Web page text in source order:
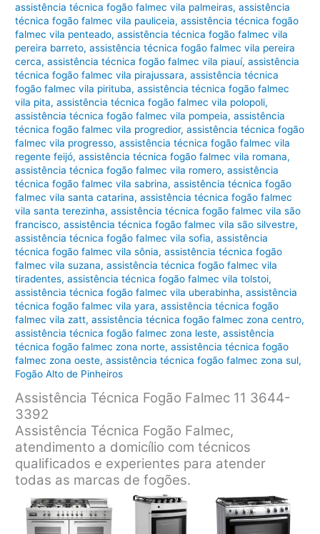
assistência técnica fogão falmec vila palmeiras,assistência
técnica fogão falmec vila pauliceia,assistência técnica fogão
falmec vila penteado,assistência técnica fogão falmec vila
pereira barreto,assistência técnica fogão falmec vila pereira
cerca,assistência técnica fogão falmec vila piauí,assistência
técnica fogão falmec vila pirajussara,assistência técnica
fogão falmec vila pirituba,assistência técnica fogão falmec
vila pita,assistência técnica fogão falmec vila polopoli,
assistência técnica fogão falmec vila pompeia,assistência
técnica fogão falmec vila progredior,assistência técnica fogão
falmec vila progresso,assistência técnica fogão falmec vila
regente feijó,assistência técnica fogão falmec vila romana,
assistência técnica fogão falmec vila romero,assistência
técnica fogão falmec vila sabrina,assistência técnica fogão
falmec vila santa catarina,assistência técnica fogão falmec
vila santa terezinha,assistência técnica fogão falmec vila são
francisco,assistência técnica fogão falmec vila são silvestre,
assistência técnica fogão falmec vila sofia,assistência
técnica fogão falmec vila sônia,assistência técnica fogão
falmec vila suzana,assistência técnica fogão falmec vila
tiradentes,assistência técnica fogão falmec vila tolstoi,
assistência técnica fogão falmec vila uberabinha,assistência
técnica fogão falmec vila yara,assistência técnica fogão
falmec vila zatt,assistência técnica fogão falmec zona centro,
assistência técnica fogão falmec zona leste,assistência
técnica fogão falmec zona norte,assistência técnica fogão
falmec zona oeste,assistência técnica fogão falmec zona sul,
Fogão Alto de Pinheiros
Assistência Técnica Fogão Falmec 11 3644-
3392
Assistência Técnica Fogão Falmec,
atendimento a domicílio com técnicos
qualificados e experientes para atender
todas as marcas de fogões.